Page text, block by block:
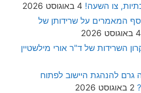
צו השעה! 4 באוגוסט 2026
המאמרים על שרידותן של
4 באוגוסט 2026
השרידות של ד"ר אורי מילשטיין
גרם להנהגת היישוב לפתוח
2 באוגוסט 2026